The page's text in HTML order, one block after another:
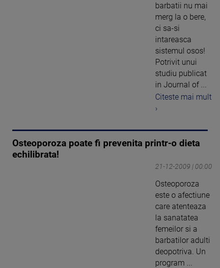
barbatii nu mai
merg la o bere,
ci sa-si
intareasca
sistemul osos!
Potrivit unui
studiu publicat
in Journal of ...
Citeste mai mult
›
Osteoporoza poate fi prevenita printr-o dieta
echilibrata!
21-12-2009 | 00:00
Osteoporoza
este o afectiune
care atenteaza
la sanatatea
femeilor si a
barbatilor adulti
deopotriva. Un
program ...